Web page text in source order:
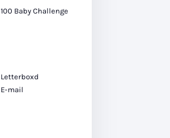
100 Baby Challenge
Letterboxd
E-mail